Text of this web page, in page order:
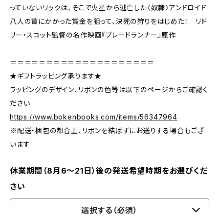
っていないリックは、そこで火星から逃亡した〈奴隷〉アンドロイド
八人の首にかかった賞金を狙って、決死の狩りをはじめた！ リド
リー・スコット監督の名作映画『ブレードランナー』原作
＝＝＝＝＝＝＝＝＝＝＝＝＝＝＝＝＝＝＝＝
★ギフトラッピング承ります★
ラッピングのデザイン、リボンの色等は以下のページからご確認く
ださい
https://www.bokenbooks.com/items/56347964
※配送・梱包の都合上、リボンを結ばずにお送りする場合もござ
います
休業期間（8月6〜21日）後の発送希望時期をお選びくだ
さい
選択する（必須）